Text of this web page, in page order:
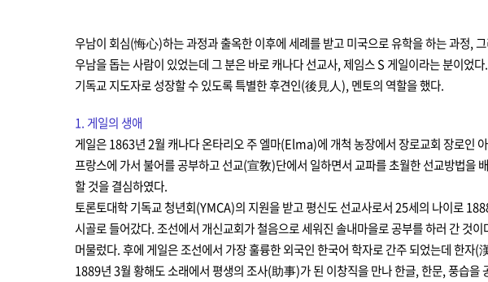
우남이 회심(悔心)하는 과정과 출옥한 이후에 세례를 받고 미국으로 유학을 하는 과정,
우남을 돕는 사람이 있었는데 그 분은 바로 캐나다 선교사, 제임스 S 게일이라는 분이었
기독교 지도자로 성장할 수 있도록 특별한 후견인(後見人), 멘토의 역할을 했다.
1. 게일의 생애
게일은 1863년 2월 캐나다 온타리오 주 엘마(Elma)에 개척 농장에서 장로교회 장로인
프랑스에 가서 불어를 공부하고 선교(宣敎)단에서 일하면서 교파를 초월한 선교방법
할 것을 결심하였다.
토론토대학 기독교 청년회(YMCA)의 지원을 받고 평신도 선교사로서 25세의 나이로
시골로 들어갔다. 조선에서 개신교회가 철음으로 세워진 솔내마을로 공부를 하러 간 것
머물렀다. 후에 게일은 조선에서 가장 훌륭한 외국인 한국어 학자로 간주 되었는데 한
1889년 3월 황해도 소래에서 평생의 조사(助事)가 된 이창직을 만나 한글, 한문, 풍습을